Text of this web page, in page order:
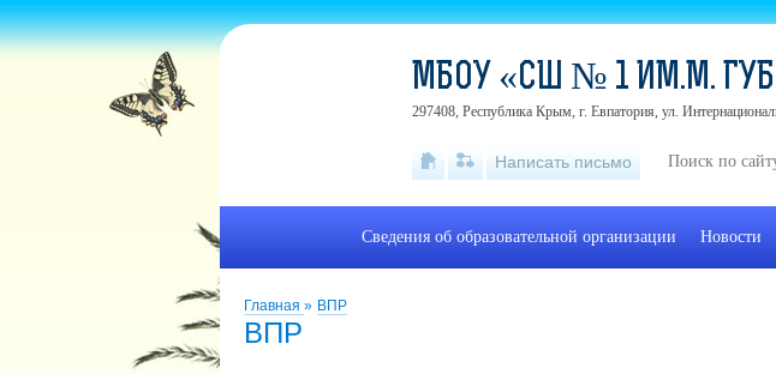
Главная » ВПР
ВПР
МБОУ «СШ № 1 ИМ.М.
297408, Республика Крым, г. Евпатория, ул.
Написать письмо
Сведения об образовательной организации Новости